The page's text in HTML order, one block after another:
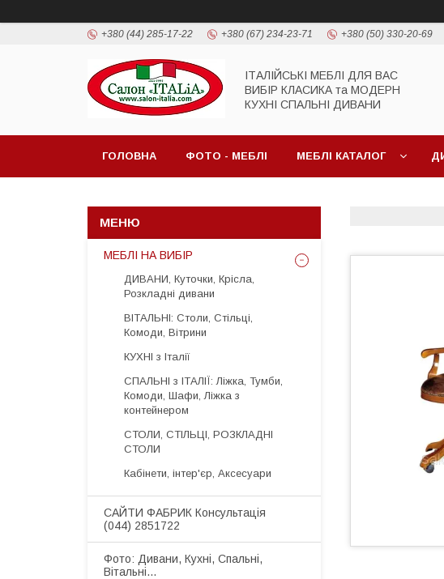
+380 (44) 285-17-22 +380 (67) 234-23-71 +380 (50) 330-20-69
ІТАЛІЙСЬКІ МЕБЛІ ДЛЯ ВАС
ВИБІР КЛАСИКА та МОДЕРН
КУХНІ СПАЛЬНІ ДИВАНИ
ГОЛОВНА ФОТО - МЕБЛІ МЕБЛІ КАТАЛОГ
МЕБЛІ НА ВИБІР
ДИВАНИ, Куточки, Крісла,
Розкладні дивани
ВІТАЛЬНІ: Столи, Стільці,
Комоди, Вітрини
КУХНІ з Італії
СПАЛЬНІ з ІТАЛІЇ: Ліжка, Тумби,
Комоди, Шафи, Ліжка з
контейнером
СТОЛИ, СТІЛЬЦІ, РОЗКЛАДНІ
СТОЛИ
Кабінети, інтер'єр, Аксесуари
САЙТИ ФАБРИК Консультація
(044) 2851722
Фото: Дивани, Кухні, Спальні,
Вітальні...